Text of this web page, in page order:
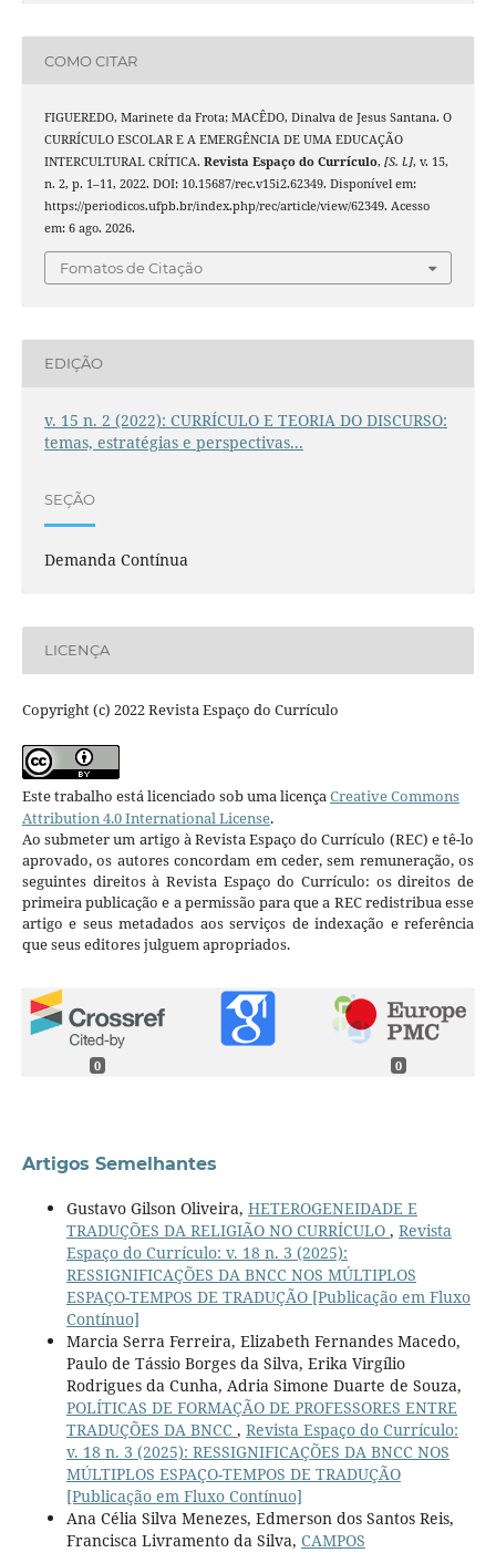
COMO CITAR
FIGUEREDO, Marinete da Frota; MACÊDO, Dinalva de Jesus Santana. O
CURRÍCULO ESCOLAR E A EMERGÊNCIA DE UMA EDUCAÇÃO
INTERCULTURAL CRÍTICA. Revista Espaço do Currículo, [S. l.], v. 15,
n. 2, p. 1–11, 2022. DOI: 10.15687/rec.v15i2.62349. Disponível em:
https://periodicos.ufpb.br/index.php/rec/article/view/62349. Acesso
em: 6 ago. 2026.
Fomatos de Citação
EDIÇÃO
v. 15 n. 2 (2022): CURRÍCULO E TEORIA DO DISCURSO:
temas, estratégias e perspectivas...
SEÇÃO
Demanda Contínua
LICENÇA
Copyright (c) 2022 Revista Espaço do Currículo
Este trabalho está licenciado sob uma licençaCreative Commons
Attribution 4.0 International License.
Ao submeter um artigo à Revista Espaço do Currículo (REC) e tê-lo
aprovado, os autores concordam em ceder, sem remuneração, os
seguintes direitos à Revista Espaço do Currículo: os direitos de
primeira publicação e a permissão para que a REC redistribua esse
artigo e seus metadados aos serviços de indexação e referência
que seus editores julguem apropriados.
0 0
Artigos Semelhantes
Gustavo Gilson Oliveira, HETEROGENEIDADE E
TRADUÇÕES DA RELIGIÃO NO CURRÍCULO , Revista
Espaço do Currículo: v. 18 n. 3 (2025):
RESSIGNIFICAÇÕES DA BNCC NOS MÚLTIPLOS
ESPAÇO-TEMPOS DE TRADUÇÃO [Publicação em Fluxo
Contínuo]
Marcia Serra Ferreira, Elizabeth Fernandes Macedo,
Paulo de Tássio Borges da Silva, Erika Virgílio
Rodrigues da Cunha, Adria Simone Duarte de Souza,
POLÍTICAS DE FORMAÇÃO DE PROFESSORES ENTRE
TRADUÇÕES DA BNCC , Revista Espaço do Currículo:
v. 18 n. 3 (2025): RESSIGNIFICAÇÕES DA BNCC NOS
MÚLTIPLOS ESPAÇO-TEMPOS DE TRADUÇÃO
[Publicação em Fluxo Contínuo]
Ana Célia Silva Menezes, Edmerson dos Santos Reis,
Francisca Livramento da Silva, CAMPOS